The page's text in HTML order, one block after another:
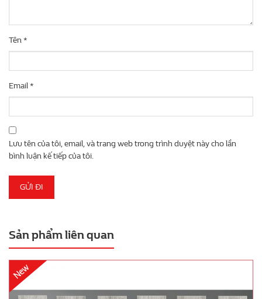
Tên*
Email*
Lưu tên của tôi, email, và trang web trong trình duyệt này cho lần
bình luận kế tiếp của tôi.
Sản phẩm liên quan